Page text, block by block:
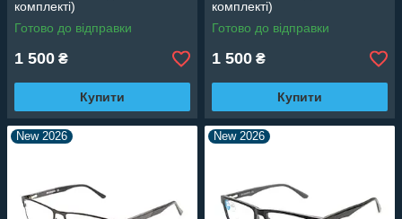
комплекті)
Готово до відправки
1 500 ₴
Купити
комплекті)
Готово до відправки
1 500 ₴
Купити
New 2026 New 2026